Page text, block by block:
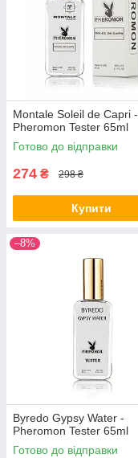
Montale Soleil de Capri -
Pheromon Tester 65ml
Готово до відправки
274 ₴ 298 ₴
Купити
–8%
Byredo Gypsy Water -
Pheromon Tester 65ml
Готово до відправки